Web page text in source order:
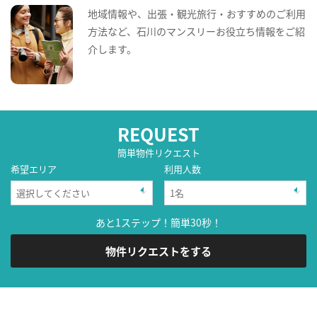
地域情報や、出張・観光旅行・おすすめのご利用
方法など、石川のマンスリーお役立ち情報をご紹
介します。
REQUEST
簡単物件リクエスト
希望エリア
利用人数
あと1ステップ！簡単30秒！
物件リクエストをする